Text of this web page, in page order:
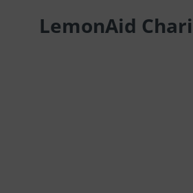
LemonAid